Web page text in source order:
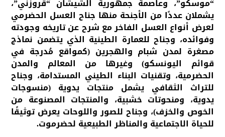
“موسكو”، وعاصمة جمهورية الشيشان “قروزني”،
يشملان عددًا من الأجنحة منها جناح العسل الحضرمي
لعرض أنواع العسل الفاخر مع شرح عن تاريخه وجودته
وفوائده، وجناح للعمارة الطينية الذي يتضمن نماذج
مصغرة لمدن شبام والهجرين (كمواقع مُدرجة في
قوائم اليونسكو) وغيرها من المعالم والمدن
الحضرمية، وتقنيات البناء الطيني المستدامة، وجناح
للتراث الثقافي يشمل منتجات يدوية (منسوجات
يدوية، ومنحوتات خشبية، والمنتجات المصنوعة من
الخوص والخزف)، وجناح للصور واللوحات يعرض توثيقًا
للحياة الاجتماعية والمناظر الطبيعية لحضرموت.